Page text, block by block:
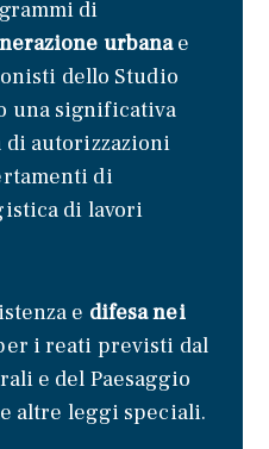
di
urbanae
dello Studio
una significativa
di autorizzazioni
di
di lavori
e difesa nei
i reati previsti dal
e del Paesaggio
altre leggi speciali.